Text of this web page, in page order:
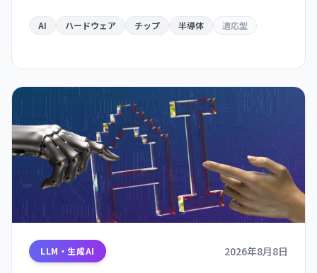
互換で量産化が可能。ウェアラブル・自動運転・
AI ハードウェア チップ 半導体 適応型
LLM・生成AI 2026年8月8日